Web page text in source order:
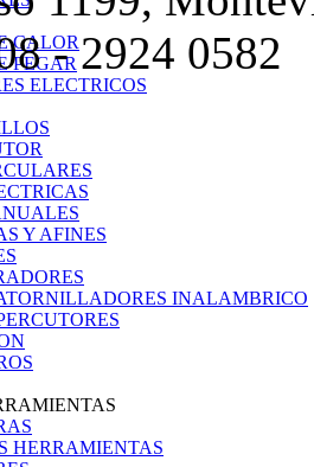
CALOR
PEGAR
ELECTRICOS
Y AFINES
INALAMBRICO
HERRAMIENTAS
- 2924 0582